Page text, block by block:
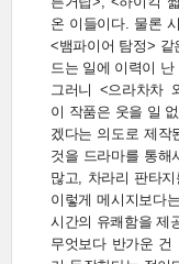
온 이들이다. 물론
<뱀파이어 탐정>
드는 일에 이력이 난
그러니 <으라차차
이 작품은 웃을 일
겠다는 의도로 제작
것을 드라마를 통해
많고, 차라리 판타
이렇게 메시지보다
시간의 유쾌함을 제
무엇보다 반가운 건